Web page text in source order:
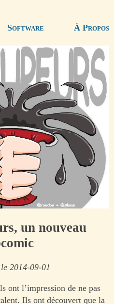
Software À Propos
un nouveau
le 2014-09-01
ont l’impression de ne pas
Ils ont découvert que la